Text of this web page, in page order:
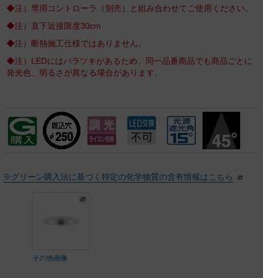
◆注）専用コントローラ（別売）と組み合わせてご使用ください。
◆注）直下近接限度30cm
◆注）断熱施工仕様ではありません。
◆注）LEDにはバラツキがあるため、同一品番商品でも商品ごとに
発光色、明るさが異なる場合があります。
※グリーン購入法に基づく特定の化学物質の含有情報はこちら
その他画像